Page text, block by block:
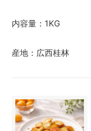
内容量：1KG
産地：広西桂林